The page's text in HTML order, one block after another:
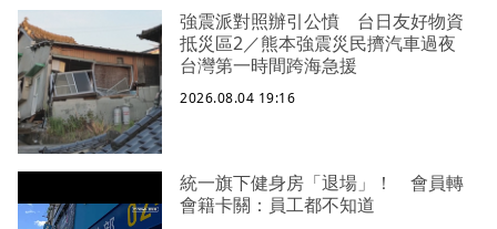
強震派對照辦引公憤 台日友好物資
抵災區2／熊本強震災民擠汽車過夜
台灣第一時間跨海急援
2026.08.04 19:16
統一旗下健身房「退場」！ 會員轉
會籍卡關：員工都不知道